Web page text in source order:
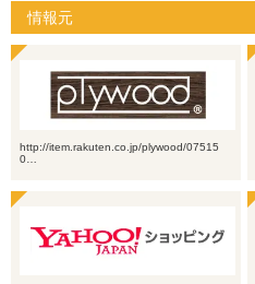
情報元
http://item.rakuten.co.jp/plywood/07515
0…